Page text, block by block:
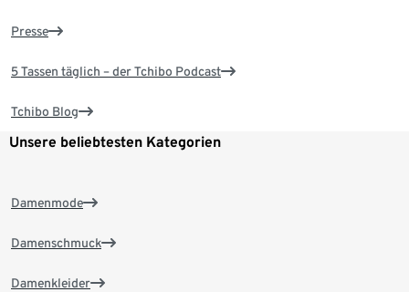
Presse
5 Tassen täglich – der Tchibo Podcast
Tchibo Blog
Unsere beliebtesten Kategorien
Damenmode
Damenschmuck
Damenkleider